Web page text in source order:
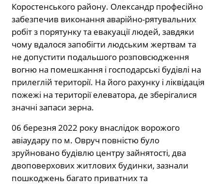
Коростенського району. Олександр професійно
забезпечив виконання аварійно-рятувальних
робіт з порятунку та евакуації людей, завдяки
чому вдалося запобігти людським жертвам та
не допустити подальшого розповсюдження
вогню на помешкання і господарські будівлі на
прилеглій території. На його рахунку і ліквідація
пожежі на території елеватора, де зберігалися
значні запаси зерна.
06 березня 2022 року внаслідок ворожого
авіаудару по м. Овруч повністю було
зруйновано будівлю центру зайнятості, два
двоповерхових житлових будинки, зазнали
пошкоджень багато приватних та